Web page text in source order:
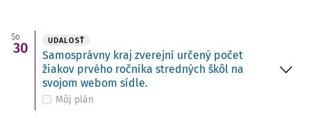
So
30 UDALOSŤ
Samosprávny kraj zverejní určený počet
žiakov prvého ročníka stredných škôl na
svojom webom sídle.
Môj plán